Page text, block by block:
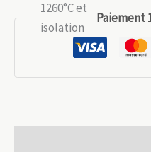
Truelle
randonnée
survie
Paiement